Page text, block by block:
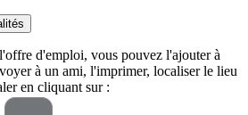
d'emploi, vous pouvez l'ajouter à
à un ami, l'imprimer, localiser le lieu
en cliquant sur :